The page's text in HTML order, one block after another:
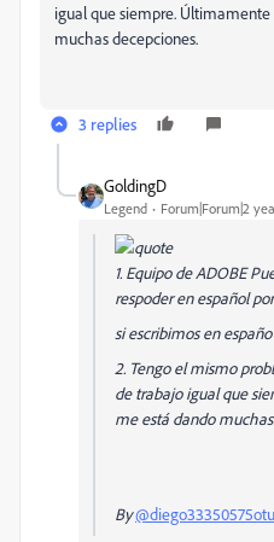
igual que siempre.
muchas decepciones.
3 replies
GoldingD
Legend Forum|Forum|2
1. Equipo de ADOBE
respoder en español
si escribimos en
2. Tengo el mismo
de trabajo igual que
me está dando
By